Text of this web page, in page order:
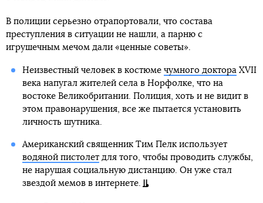
В полиции серьезно отрапортовали, что состава
преступления в ситуации не нашли, а парню с
игрушечным мечом дали «ценные советы».
Неизвестный человек в костюме чумного доктораXVII
века напугал жителей села в Норфолке, что на
востоке Великобритании. Полиция, хоть и не видит в
этом правонарушения, все же пытается установить
личность шутника.
Американский священник Тим Пелк использует
водяной пистолетдля того, чтобы проводить службы,
не нарушая социальную дистанцию. Он уже стал
звездой мемов в интернете.